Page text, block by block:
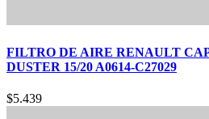
FILTRO DE AIRE RENAULT
DUSTER 15/20 A0614-C27029
$5.439